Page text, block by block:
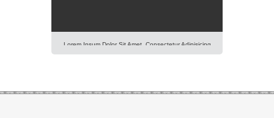
Lorem Ipsum Dolor Sit Amet, Consectetur Adipisicing